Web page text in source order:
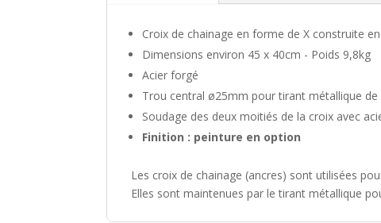
Croix de chainage en forme de X construite
Dimensions environ 45 x 40cm - Poids 9,8kg
Acier forgé
Trou central ø25mm pour tirant métallique
Soudage des deux moitiés de la croix avec
Finition : peinture en option
Les croix de chainage (ancres) sont utilisées
Elles sont maintenues par le tirant métallique